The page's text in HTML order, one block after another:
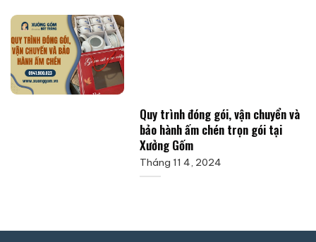
Quy trình đóng gói, vận chuyển và
bảo hành ấm chén trọn gói tại
Xưởng Gốm
Tháng 11 4, 2024